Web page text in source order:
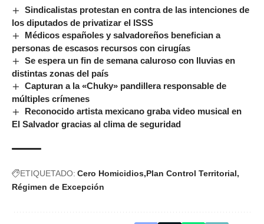
Sindicalistas protestan en contra de las intenciones de
los diputados de privatizar el ISSS
Médicos españoles y salvadoreños benefician a
personas de escasos recursos con cirugías
Se espera un fin de semana caluroso con lluvias en
distintas zonas del país
Capturan a la «Chuky» pandillera responsable de
múltiples crímenes
Reconocido artista mexicano graba video musical en
El Salvador gracias al clima de seguridad
ETIQUETADO: Cero Homicidios Plan Control Territorial
Régimen de Excepción